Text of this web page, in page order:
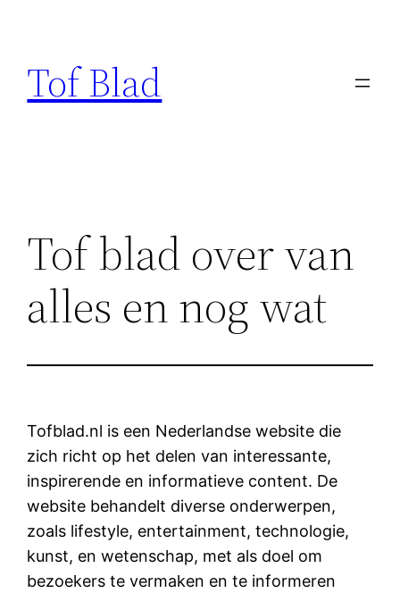
inhoud
Tof Blad
Tof blad over van
alles en nog wat
Tofblad.nl is een Nederlandse website die
zich richt op het delen van interessante,
inspirerende en informatieve content. De
website behandelt diverse onderwerpen,
zoals lifestyle, entertainment, technologie,
kunst, en wetenschap, met als doel om
bezoekers te vermaken en te informeren